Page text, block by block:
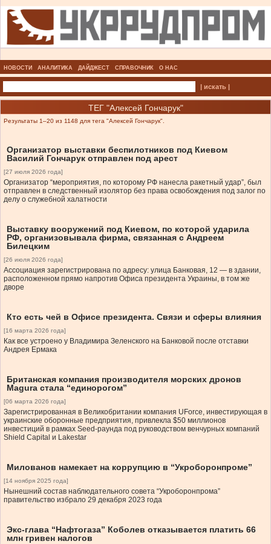
НОВОСТИ АНАЛИТИКА ДАЙДЖЕСТ СПРАВОЧНИК О НАС
| искать |
ТЕГ "Алексей Гончарук"
Результаты 1–20 из 1148 для тега "Алексей Гончарук".
Организатор выставки беспилотников под Киевом
Василий Гончарук отправлен под арест
[27 июля 2026 года]
Организатор “мероприятия, по которому РФ нанесла ракетный удар”, был
отправлен в следственный изолятор без права освобождения под залог по
делу о служебной халатности
Выставку вооружений под Киевом, по которой ударила
РФ, организовывала фирма, связанная с Андреем
Билецким
[26 июля 2026 года]
Ассоциация зарегистрирована по адресу: улица Банковая, 12 — в здании,
расположенном прямо напротив Офиса президента Украины, в том же
дворе
Кто есть чей в Офисе президента. Связи и сферы влияния
[16 марта 2026 года]
Как все устроено у Владимира Зеленского на Банковой после отставки
Андрея Ермака
Британская компания производителя морских дронов
Magura стала “единорогом”
[06 марта 2026 года]
Зарегистрированная в Великобритании компания UForce, инвестирующая в
украинские оборонные предприятия, привлекла $50 миллионов
инвестиций в рамках Seed-раунда под руководством венчурных компаний
Shield Capital и Lakestar
Милованов намекает на коррупцию в “Укроборонпроме”
[14 ноября 2025 года]
Нынешний состав наблюдательного совета “Укроборонпрома”
правительство избрало 29 декабря 2023 года
Экс-глава “Нафтогаза” Коболев отказывается платить 66
млн гривен налогов